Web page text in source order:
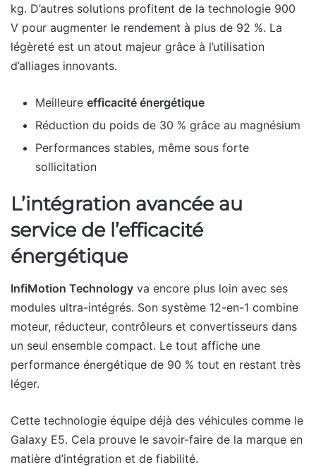
kg. D’autres solutions profitent de la technologie 900
V pour augmenter le rendement à plus de 92 %. La
légèreté est un atout majeur grâce à l’utilisation
d’alliages innovants.
Meilleure efficacité énergétique
Réduction du poids de 30 % grâce au magnésium
Performances stables, même sous forte
sollicitation
L’intégration avancée au
service de l’efficacité
énergétique
InfiMotion Technology va encore plus loin avec ses
modules ultra-intégrés. Son système 12-en-1 combine
moteur, réducteur, contrôleurs et convertisseurs dans
un seul ensemble compact. Le tout affiche une
performance énergétique de 90 % tout en restant très
léger.
Cette technologie équipe déjà des véhicules comme le
Galaxy E5. Cela prouve le savoir-faire de la marque en
matière d’intégration et de fiabilité.